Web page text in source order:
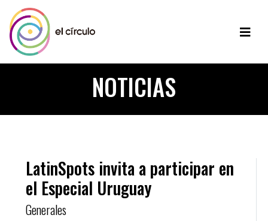
NOTICIAS
LatinSpots invita a participar en
el Especial Uruguay
Generales